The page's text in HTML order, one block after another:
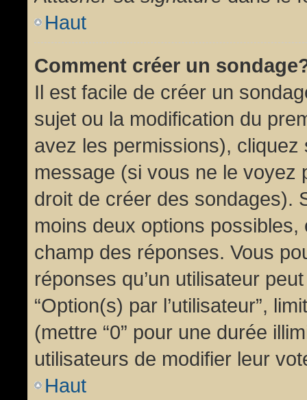
Haut
Comment créer un
Il est facile de créer un
sujet ou la modification du
avez les permissions), cliquez
message (si vous ne le voyez
droit de créer des sondages).
moins deux options
champ des réponses. Vous
réponses qu’un utilisateur
“Option(s) par l’utilisateur”,
(mettre “0” pour une durée
utilisateurs de modifier leur
Haut